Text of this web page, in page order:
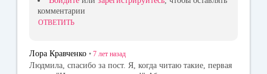
комментарии
ОТВЕТИТЬ
Лора Кравченко • 7 лет назад
Людмила, спасибо за пост. Я, когда читаю такие, первая